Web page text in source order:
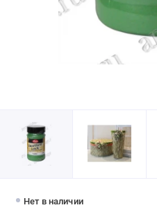
Нет в наличии